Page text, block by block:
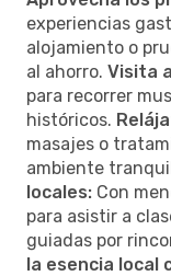
experiencias
alojamiento o
al ahorro. Visita
para recorrer
históricos.
masajes o
ambiente
locales: Con
para asistir a
guiadas por
la esencia local